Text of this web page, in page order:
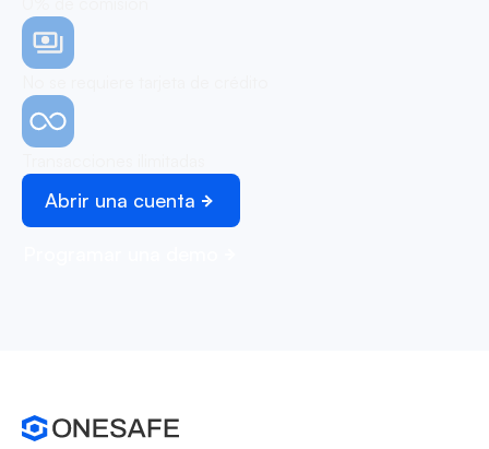
Abrir una cuenta